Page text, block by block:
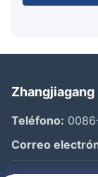
Zhangjiagang
Teléfono:
Correo